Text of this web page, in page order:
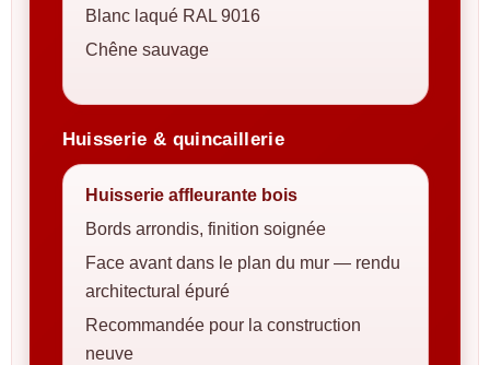
Blanc laqué RAL 9016
Chêne sauvage
Huisserie & quincaillerie
Huisserie affleurante bois
Bords arrondis, finition soignée
Face avant dans le plan du mur — rendu
architectural épuré
Recommandée pour la construction
neuve